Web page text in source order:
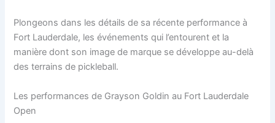
Plongeons dans les détails de sa récente performance à
Fort Lauderdale, les événements qui l’entourent et la
manière dont son image de marque se développe au-delà
des terrains de pickleball.
Les performances de Grayson Goldin au Fort Lauderdale
Open